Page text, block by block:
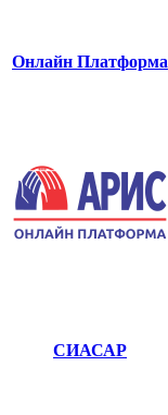
Онлайн Платформа
СИАСАР